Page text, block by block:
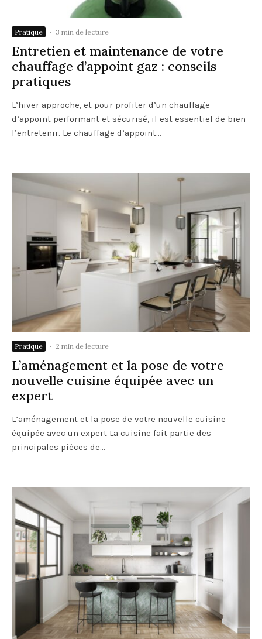
Pratique · 3 min de lecture
Entretien et maintenance de votre
chauffage d’appoint gaz : conseils
pratiques
L’hiver approche, et pour profiter d’un chauffage
d’appoint performant et sécurisé, il est essentiel de bien
l’entretenir. Le chauffage d’appoint...
Pratique · 2 min de lecture
L’aménagement et la pose de votre
nouvelle cuisine équipée avec un
expert
L’aménagement et la pose de votre nouvelle cuisine
équipée avec un expert La cuisine fait partie des
principales pièces de...